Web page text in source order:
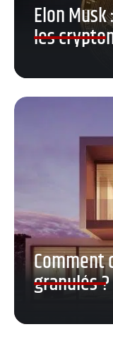
Elon
les
Comment
granulés ?